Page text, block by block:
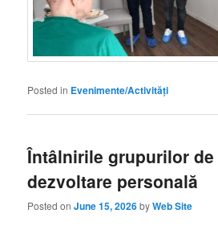
Posted in Evenimente/Activități
Întâlnirile grupurilor de
dezvoltare personală
Posted onJune 15, 2026byWeb Site